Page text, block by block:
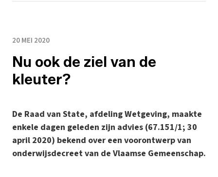
20 MEI 2020
Nu ook de ziel van de
kleuter?
De Raad van State, afdeling Wetgeving, maakte
enkele dagen geleden zijn advies (67.151/1; 30
april 2020) bekend over een voorontwerp van
onderwijsdecreet van de Vlaamse Gemeenschap.